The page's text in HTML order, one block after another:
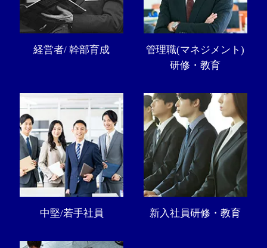
経営者/ 幹部育成
管理職(マネジメント)
研修・教育
中堅/若手社員 新入社員研修・教育